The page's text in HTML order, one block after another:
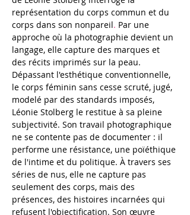
représentation du corps commun et du
corps dans son nonpareil. Par une
approche où la photographie devient un
langage, elle capture des marques et
des récits imprimés sur la peau.
Dépassant l'esthétique conventionnelle,
le corps féminin sans cesse scruté, jugé,
modelé par des standards imposés,
Léonie Stolberg le restitue à sa pleine
subjectivité. Son travail photographique
ne se contente pas de documenter : il
performe une résistance, une poïéthique
de l'intime et du politique. À travers ses
séries de nus, elle ne capture pas
seulement des corps, mais des
présences, des histoires incarnées qui
refusent l'objectification. Son œuvre